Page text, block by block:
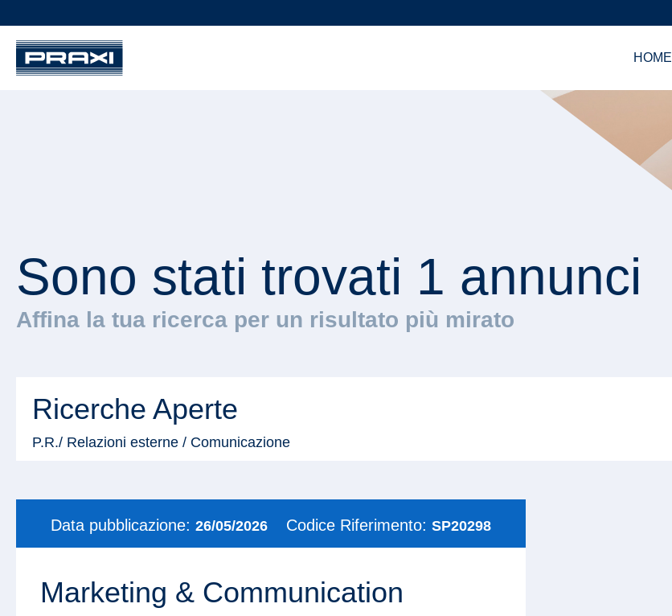
HOME
Sono stati trovati 1 annunci
Affina la tua ricerca per un risultato più mirato
Ricerche Aperte
P.R./ Relazioni esterne / Comunicazione
Data pubblicazione: 26/05/2026 Codice Riferimento: SP20298
Marketing & Communication